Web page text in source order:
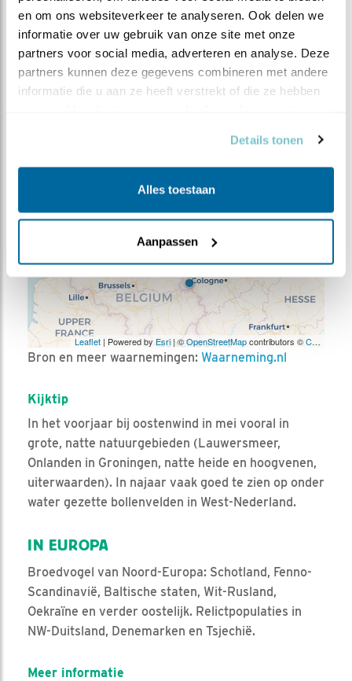
en om ons websiteverkeer te analyseren. Ook delen we
informatie over uw gebruik van onze site met onze
partners voor social media, adverteren en analyse. Deze
partners kunnen deze gegevens combineren met andere
informatie die u aan ze heeft verstrekt of die ze hebben
Details tonen
Alles toestaan
Aanpassen
Meer weten over trends? Kijk opsovon.nl.
WAARNEMINGEN
+
Leaflet | Powered by Esri | ©OpenStreetMapcontributors ©CARTO
Bron en meer waarnemingen: Waarneming.nl
Kijktip
In het voorjaar bij oostenwind in mei vooral in
grote, natte natuurgebieden (Lauwersmeer,
Onlanden in Groningen, natte heide en hoogvenen,
uiterwaarden). In najaar vaak goed te zien op onder
water gezette bollenvelden in West-Nederland.
IN EUROPA
Broedvogel van Noord-Europa: Schotland, Fenno-
Scandinavië, Baltische staten, Wit-Rusland,
Oekraïne en verder oostelijk. Relictpopulaties in
NW-Duitsland, Denemarken en Tsjechië.
Meer informatie